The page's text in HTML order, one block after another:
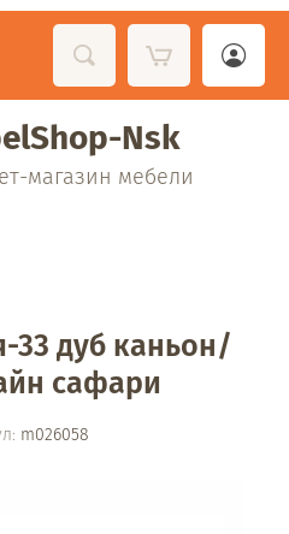
Nsk
магазин мебели
33 дуб каньон/
сафари
m026058